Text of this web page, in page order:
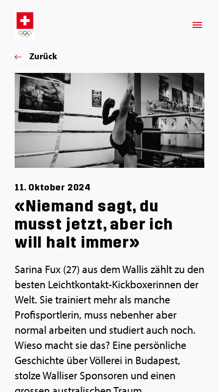
Zurück
11. Oktober 2024
«Niemand sagt, du
musst jetzt, aber ich
will halt immer»
Sarina Fux (27) aus dem Wallis zählt zu den
besten Leichtkontakt-Kickboxerinnen der
Welt. Sie trainiert mehr als manche
Profisportlerin, muss nebenher aber
normal arbeiten und studiert auch noch.
Wieso macht sie das? Eine persönliche
Geschichte über Völlerei in Budapest,
stolze Walliser Sponsoren und einen